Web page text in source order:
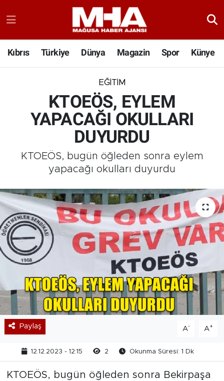
Kıbrıs Türkiye Dünya Magazin Spor Künye
EĞITIM
KTOEÖS, EYLEM
YAPACAĞI OKULLARI
DUYURDU
KTOEÖS, bugün öğleden sonra eylem
yapacağı okulları duyurdu
Paylaş A- A+
12.12.2023 - 12:15 2 Okunma Süresi: 1 Dk
KTOEÖS, bugün öğleden sonra Bekirpaşa